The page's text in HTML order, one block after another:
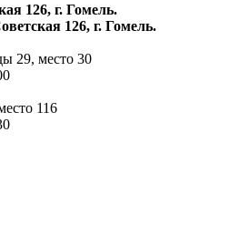
126, г. Гомель.
126, г. Гомель.
29, место 30
116